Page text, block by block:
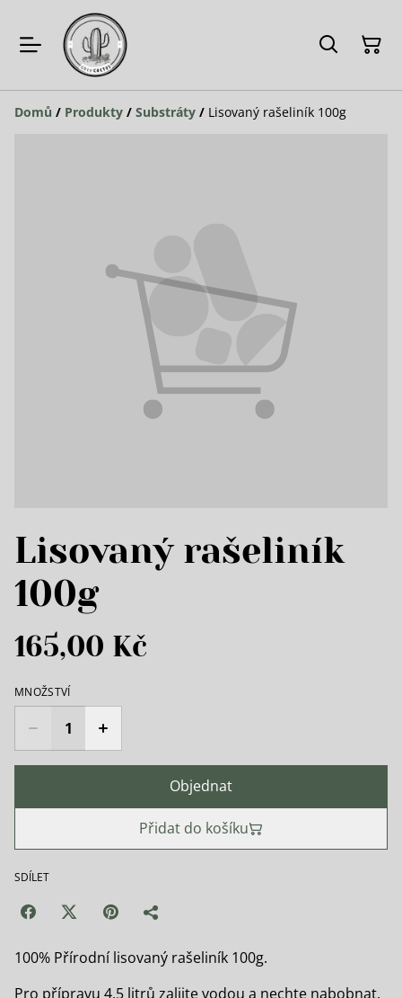
Domů / Produkty / Substráty / Lisovaný rašeliník 100g
Lisovaný rašeliník
100g
165,00 Kč
MNOŽSTVÍ
Objednat
Přidat do košíku
SDÍLET
100% Přírodní lisovaný rašeliník 100g.
Pro přípravu 4,5 litrů zalijte vodou a nechte nabobnat.